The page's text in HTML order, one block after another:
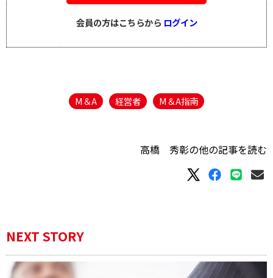
会員の方はこちらから ログイン
M＆A 経営者 M＆A指南
高橋 秀彰の他の記事を読む
NEXT STORY